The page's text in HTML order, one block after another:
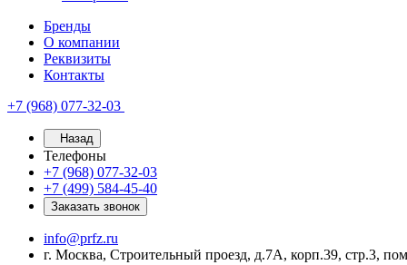
Бренды
О компании
Реквизиты
Контакты
+7 (968) 077-32-03
Назад
Телефоны
+7 (968) 077-32-03
+7 (499) 584-45-40
Заказать звонок
info@prfz.ru
г. Москва, Строительный проезд, д.7А, корп.39, стр.3,